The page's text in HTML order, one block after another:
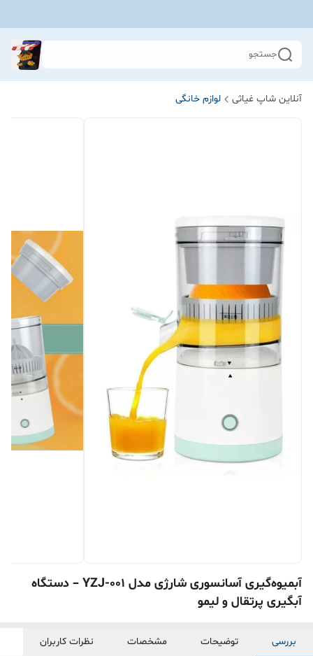
جستجو
آنلاین شاپ غیاثی لوازم خانگی
آبمیوه‌گیری آسانسوری شارژی مدل YZJ-001 – دستگاه
آبگیری پرتقال و لیمو
بررسی توضیحات مشخصات نظرات کاربران